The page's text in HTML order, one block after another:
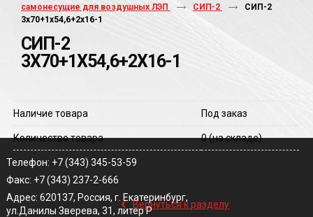
самонесущие для воздушных ЛЭП
СИП-2
СИП-2
3х70+1х54,6+2х16-1
СИП-2
3Х70+1Х54,6+2Х16-1
Наличие товара Под заказ
Количество товара 0(на складе)
‹ Вернуться к разделу
Телефон: +7 (343) 345-53-59
Факс: +7 (343) 237-2-666
Адрес: 620137, Россия, г. Екатеринбург,
ул.Данилы Зверева, 31, литер Р